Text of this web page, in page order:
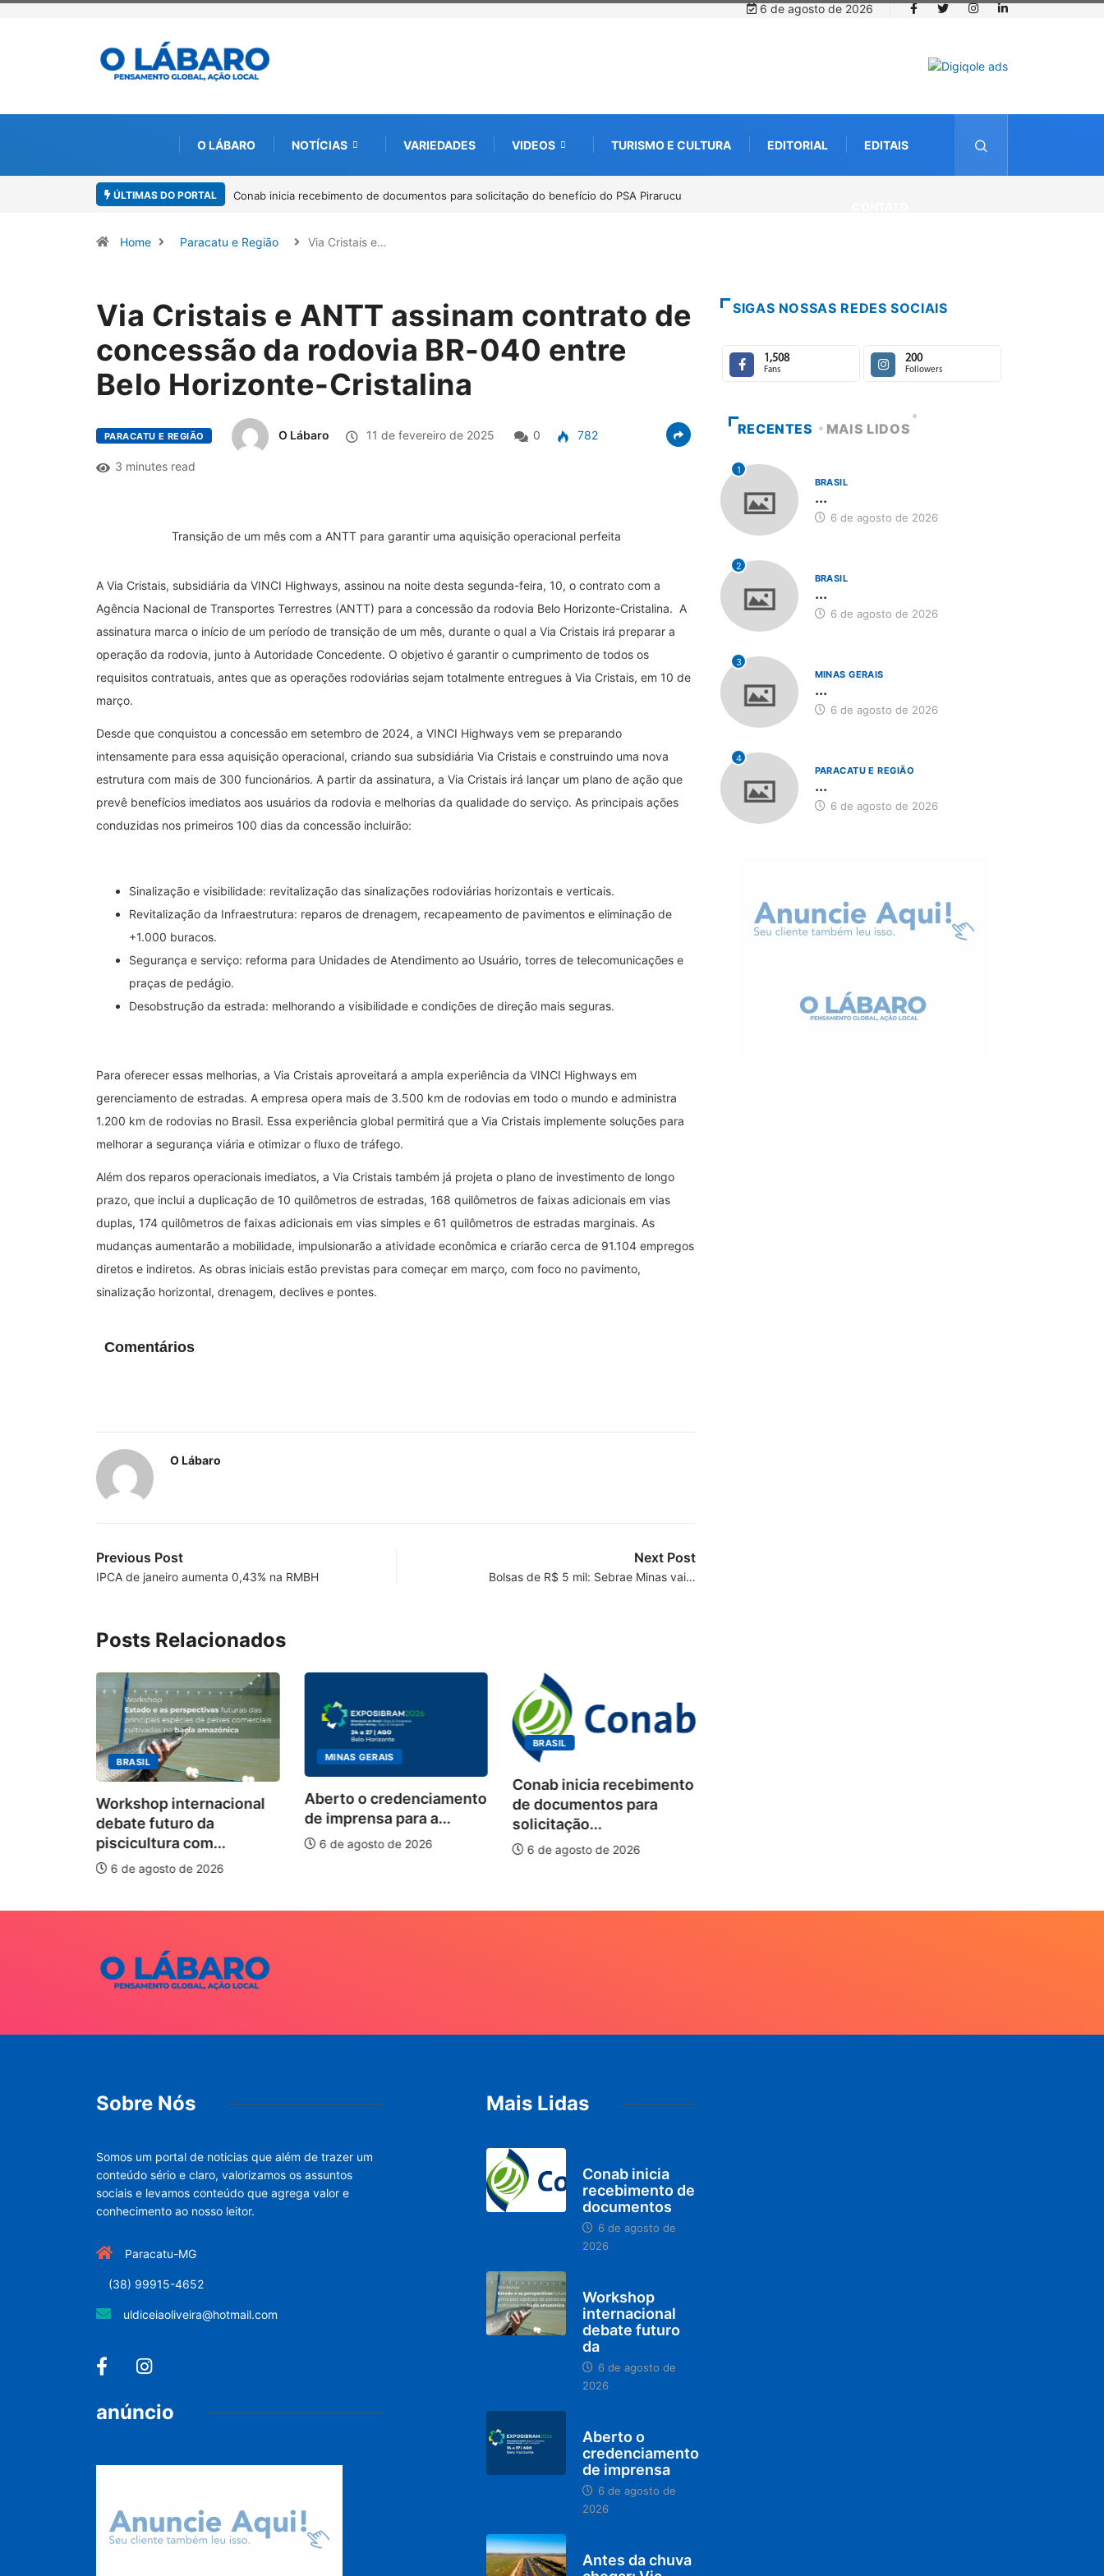
6 de agosto de 2026
O LÁBARO NOTÍCIAS VARIEDADES VIDEOS TURISMO E CULTURA EDITORIAL EDITAIS
ÚLTIMAS DO PORTAL
de documentos para solicitação do benefício do PSA PirarucuWorkshop internacional debate futuro da piscicultura com espécies nativas da
Home Paracatu e Região Via Cristais e…
Via Cristais e ANTT assinam contrato de
concessão da rodovia BR-040 entre
Belo Horizonte-Cristalina
PARACATU E REGIÃO O Lábaro 11 de fevereiro de 2025 0 782
3 minutes read
Transição de um mês com a ANTT para garantir uma aquisição operacional perfeita
A Via Cristais, subsidiária da VINCI Highways, assinou na noite desta segunda-feira, 10, o contrato com a
Agência Nacional de Transportes Terrestres (ANTT) para a concessão da rodovia Belo Horizonte-Cristalina. A
assinatura marca o início de um período de transição de um mês, durante o qual a Via Cristais irá preparar a
operação da rodovia, junto à Autoridade Concedente. O objetivo é garantir o cumprimento de todos os
requisitos contratuais, antes que as operações rodoviárias sejam totalmente entregues à Via Cristais, em 10 de
março.
Desde que conquistou a concessão em setembro de 2024, a VINCI Highways vem se preparando
intensamente para essa aquisição operacional, criando sua subsidiária Via Cristais e construindo uma nova
estrutura com mais de 300 funcionários. A partir da assinatura, a Via Cristais irá lançar um plano de ação que
prevê benefícios imediatos aos usuários da rodovia e melhorias da qualidade do serviço. As principais ações
conduzidas nos primeiros 100 dias da concessão incluirão:
Sinalização e visibilidade: revitalização das sinalizações rodoviárias horizontais e verticais.
Revitalização da Infraestrutura: reparos de drenagem, recapeamento de pavimentos e eliminação de
+1.000 buracos.
Segurança e serviço: reforma para Unidades de Atendimento ao Usuário, torres de telecomunicações e
praças de pedágio.
Desobstrução da estrada: melhorando a visibilidade e condições de direção mais seguras.
Para oferecer essas melhorias, a Via Cristais aproveitará a ampla experiência da VINCI Highways em
gerenciamento de estradas. A empresa opera mais de 3.500 km de rodovias em todo o mundo e administra
1.200 km de rodovias no Brasil. Essa experiência global permitirá que a Via Cristais implemente soluções para
melhorar a segurança viária e otimizar o fluxo de tráfego.
Além dos reparos operacionais imediatos, a Via Cristais também já projeta o plano de investimento de longo
prazo, que inclui a duplicação de 10 quilômetros de estradas, 168 quilômetros de faixas adicionais em vias
duplas, 174 quilômetros de faixas adicionais em vias simples e 61 quilômetros de estradas marginais. As
mudanças aumentarão a mobilidade, impulsionarão a atividade econômica e criarão cerca de 91.104 empregos
diretos e indiretos. As obras iniciais estão previstas para começar em março, com foco no pavimento,
sinalização horizontal, drenagem, declives e pontes.
Comentários
O Lábaro
Previous Post
IPCA de janeiro aumenta 0,43% na RMBH
Next Post
Bolsas de R$ 5 mil: Sebrae Minas vai…
Posts Relacionados
BRASIL
Workshop internacional
debate futuro da
piscicultura com...
6 de agosto de 2026
MINAS GERAIS
Aberto o credenciamento
de imprensa para a...
6 de agosto de 2026
BRASIL
Conab inicia recebimento
de documentos para
solicitação...
6 de agosto de 2026
SIGAS NOSSAS REDES SOCIAIS
1,508
Fans
200
Followers
RECENTES MAIS LIDOS
1
BRASIL
...
6 de agosto de 2026
2
BRASIL
...
6 de agosto de 2026
3
MINAS GERAIS
...
6 de agosto de 2026
4
PARACATU E REGIÃO
...
6 de agosto de 2026
Sobre Nós
Somos um portal de noticias que além de trazer um
conteúdo sério e claro, valorizamos os assuntos
sociais e levamos conteúdo que agrega valor e
conhecimento ao nosso leitor.
Paracatu-MG
(38) 99915-4652
uldiceiaoliveira@hotmail.com
anúncio
Mais Lidas
Conab inicia
recebimento de
documentos
6 de agosto de
2026
Workshop
internacional
debate futuro
da
6 de agosto de
2026
Aberto o
credenciamento
de imprensa
6 de agosto de
2026
Antes da chuva